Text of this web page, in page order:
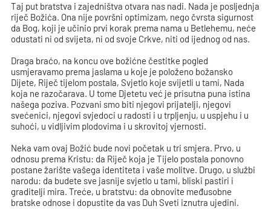
Taj put bratstva i zajedništva otvara nas nadi. Nada je posljednja
riječ Božića. Ona nije površni optimizam, nego čvrsta sigurnost
da Bog, koji je učinio prvi korak prema nama u Betlehemu, neće
odustati ni od svijeta, ni od svoje Crkve, niti od ijednog od nas.
Draga braćo, na koncu ove božićne čestitke pogled
usmjeravamo prema jaslama u koje je položeno božansko
Dijete, Riječ tijelom postala, Svjetlo koje svijetli u tami, Nada
koja ne razočarava. U tome Djetetu već je prisutna puna istina
našega poziva. Pozvani smo biti njegovi prijatelji, njegovi
svećenici, njegovi svjedoci u radosti i u trpljenju, u uspjehu i u
suhoći, u vidljivim plodovima i u skrovitoj vjernosti.
Neka vam ovaj Božić bude novi početak u tri smjera. Prvo, u
odnosu prema Kristu: da Riječ koja je Tijelo postala ponovno
postane žarište vašega identiteta i vaše molitve. Drugo, u službi
narodu: da budete sve jasnije svjetlo u tami, bliski pastiri i
graditelji mira. Treće, u bratstvu: da obnovite međusobne
bratske odnose i dopustite da vas Duh Sveti iznutra ujedini.